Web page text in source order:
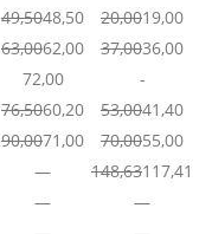
49,5048,50 20,0019,00
63,0062,00 37,0036,00
72,00
-
76,5060,20 53,0041,40
90,0071,00 70,0055,00
— 148,63117,41
—
—